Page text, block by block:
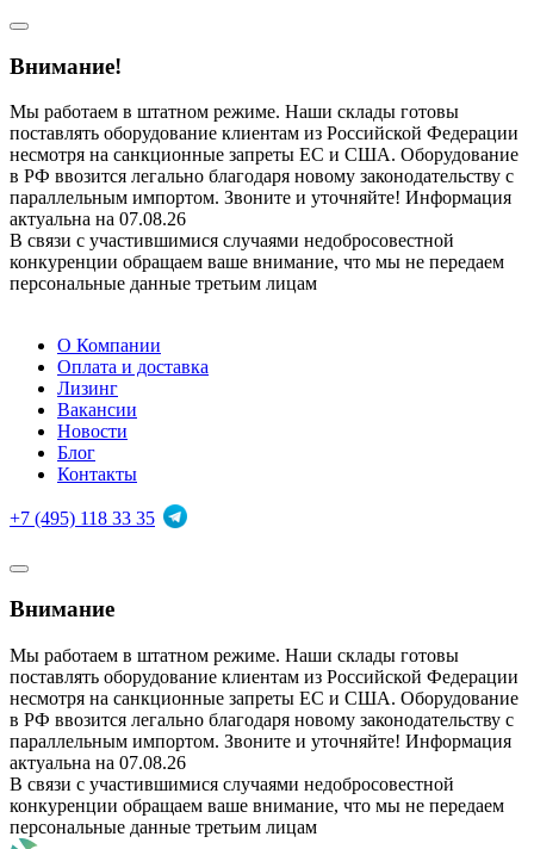
Внимание!
Мы работаем в штатном режиме. Наши склады готовы
поставлять оборудование клиентам из Российской Федерации
несмотря на санкционные запреты ЕС и США. Оборудование
в РФ ввозится легально благодаря новому законодательству с
параллельным импортом. Звоните и уточняйте! Информация
актуальна на 07.08.26
В связи с участившимися случаями недобросовестной
конкуренции обращаем ваше внимание, что мы не передаем
персональные данные третьим лицам
О Компании
Оплата и доставка
Лизинг
Вакансии
Новости
Блог
Контакты
+7 (495) 118 33 35
Внимание
Мы работаем в штатном режиме. Наши склады готовы
поставлять оборудование клиентам из Российской Федерации
несмотря на санкционные запреты ЕС и США. Оборудование
в РФ ввозится легально благодаря новому законодательству с
параллельным импортом. Звоните и уточняйте! Информация
актуальна на 07.08.26
В связи с участившимися случаями недобросовестной
конкуренции обращаем ваше внимание, что мы не передаем
персональные данные третьим лицам